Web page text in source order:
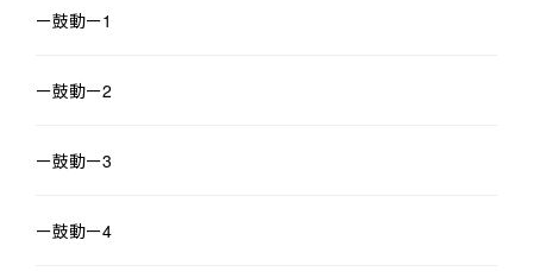
それでも望は、もう一度、雄介と恋をすることを決意する。
望の一人称で静かに、けれど確かに綴られる、【2】「ノン俺ー
ー鼓動ー1
ー鼓動ー2
ー鼓動ー3
ー鼓動ー4